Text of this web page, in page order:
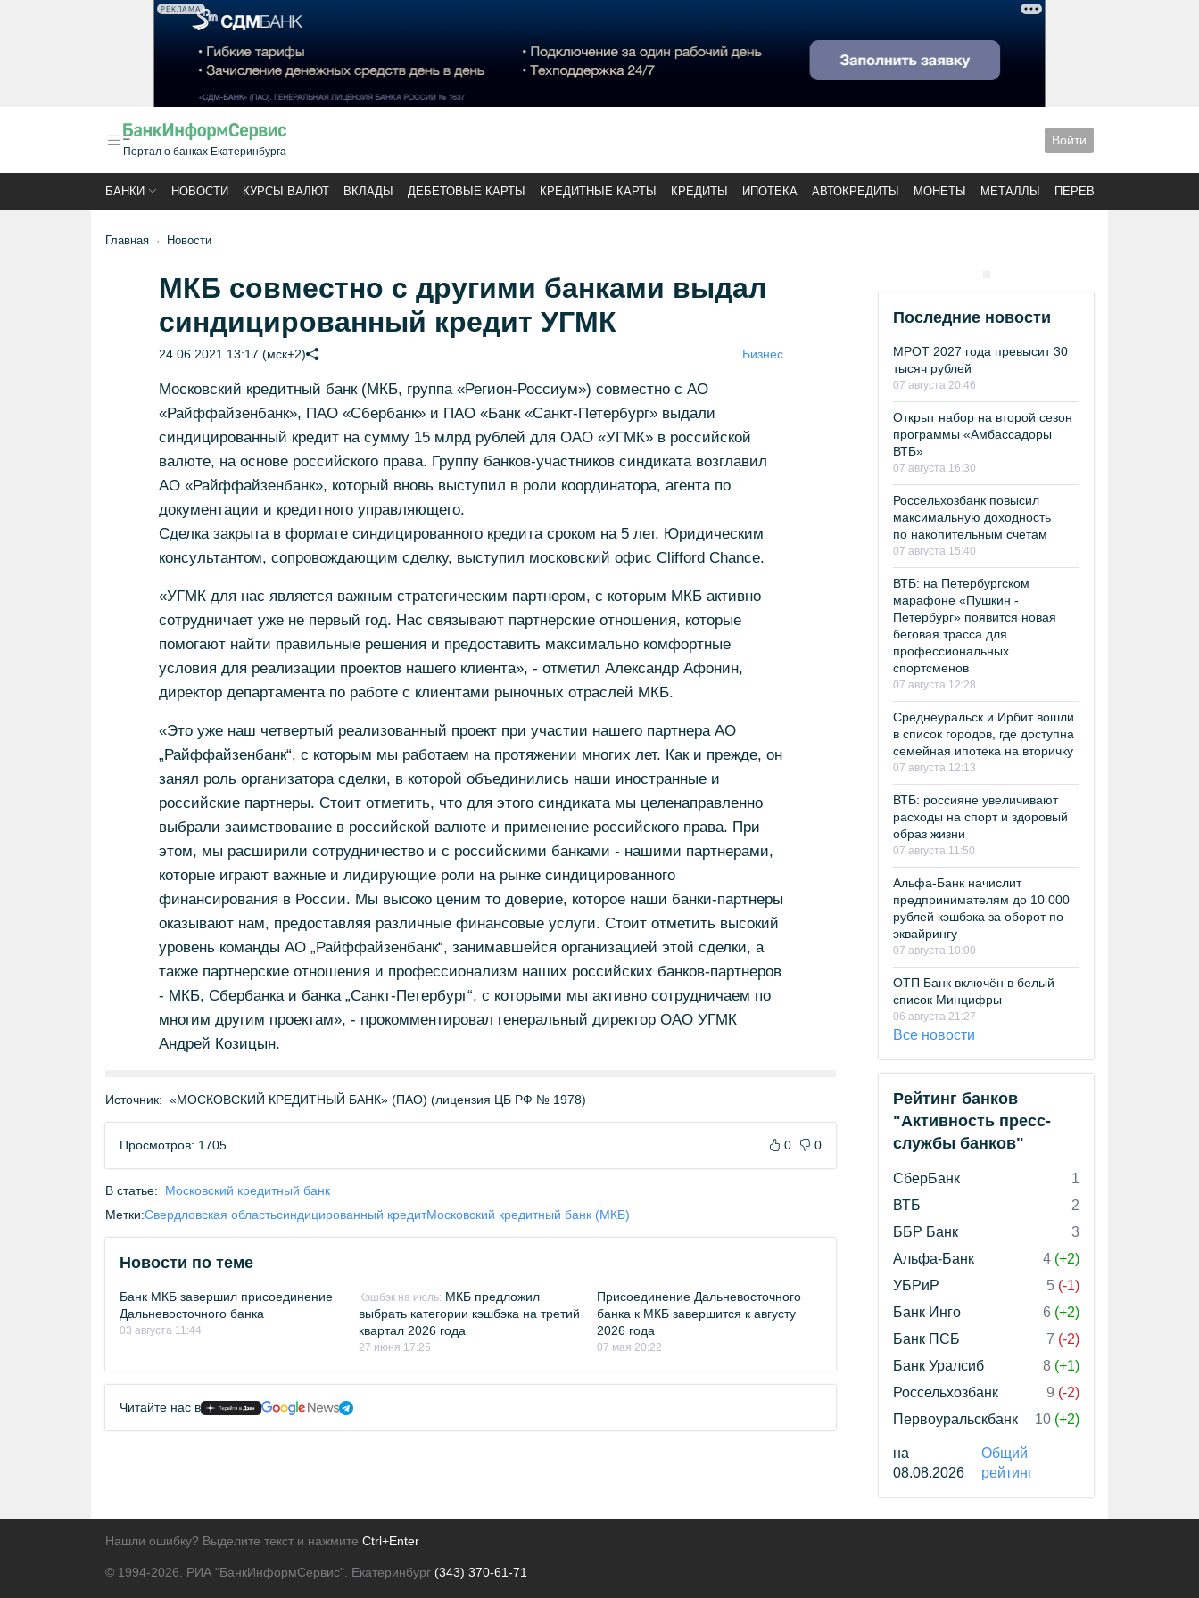
РЕКЛАМА
Портал о банках Екатеринбурга
Войти
БАНКИ НОВОСТИ КУРСЫ ВАЛЮТ ВКЛАДЫ ДЕБЕТОВЫЕ КАРТЫ КРЕДИТНЫЕ КАРТЫ КРЕДИТЫ ИПОТЕКА АВТОКРЕДИТЫ МОНЕТЫ МЕТАЛЛЫ ПЕРЕВОДЫ
Главная Новости
МКБ совместно с другими банками выдал
синдицированный кредит УГМК
24.06.2021 13:17 (мск+2) Бизнес
Московский кредитный банк (МКБ, группа «Регион-Россиум») совместно с АО
«Райффайзенбанк», ПАО «Сбербанк» и ПАО «Банк «Санкт-Петербург» выдали
синдицированный кредит на сумму 15 млрд рублей для ОАО «УГМК» в российской
валюте, на основе российского права. Группу банков-участников синдиката возглавил
АО «Райффайзенбанк», который вновь выступил в роли координатора, агента по
документации и кредитного управляющего.
Сделка закрыта в формате синдицированного кредита сроком на 5 лет. Юридическим
консультантом, сопровождающим сделку, выступил московский офис Clifford Chance.
«УГМК для нас является важным стратегическим партнером, с которым МКБ активно
сотрудничает уже не первый год. Нас связывают партнерские отношения, которые
помогают найти правильные решения и предоставить максимально комфортные
условия для реализации проектов нашего клиента», - отметил Александр Афонин,
директор департамента по работе с клиентами рыночных отраслей МКБ.
«Это уже наш четвертый реализованный проект при участии нашего партнера АО
„Райффайзенбанк“, с которым мы работаем на протяжении многих лет. Как и прежде, он
занял роль организатора сделки, в которой объединились наши иностранные и
российские партнеры. Стоит отметить, что для этого синдиката мы целенаправленно
выбрали заимствование в российской валюте и применение российского права. При
этом, мы расширили сотрудничество и с российскими банками - нашими партнерами,
которые играют важные и лидирующие роли на рынке синдицированного
финансирования в России. Мы высоко ценим то доверие, которое наши банки-партнеры
оказывают нам, предоставляя различные финансовые услуги. Стоит отметить высокий
уровень команды АО „Райффайзенбанк“, занимавшейся организацией этой сделки, а
также партнерские отношения и профессионализм наших российских банков-партнеров
- МКБ, Сбербанка и банка „Санкт-Петербург“, с которыми мы активно сотрудничаем по
многим другим проектам», - прокомментировал генеральный директор ОАО УГМК
Андрей Козицын.
Источник: «МОСКОВСКИЙ КРЕДИТНЫЙ БАНК» (ПАО) (лицензия ЦБ РФ № 1978)
Просмотров: 1705 0 0
В статье:
Московский кредитный банк
Метки:Свердловская областьсиндицированный кредитМосковский кредитный банк (МКБ)
Новости по теме
Банк МКБ завершил присоединение
Дальневосточного банка
03 августа 11:44
Кэшбэк на июль: МКБ предложил
выбрать категории кэшбэка на третий
квартал 2026 года
27 июня 17:25
Присоединение Дальневосточного
банка к МКБ завершится к августу
2026 года
07 мая 20:22
Читайте нас в
Последние новости
МРОТ 2027 года превысит 30
тысяч рублей
07 августа 20:46
Открыт набор на второй сезон
программы «Амбассадоры
ВТБ»
07 августа 16:30
Россельхозбанк повысил
максимальную доходность
по накопительным счетам
07 августа 15:40
ВТБ: на Петербургском
марафоне «Пушкин -
Петербург» появится новая
беговая трасса для
профессиональных
спортсменов
07 августа 12:28
Среднеуральск и Ирбит вошли
в список городов, где доступна
семейная ипотека на вторичку
07 августа 12:13
ВТБ: россияне увеличивают
расходы на спорт и здоровый
образ жизни
07 августа 11:50
Альфа-Банк начислит
предпринимателям до 10 000
рублей кэшбэка за оборот по
эквайрингу
07 августа 10:00
ОТП Банк включён в белый
список Минцифры
06 августа 21:27
Все новости
Рейтинг банков
"Активность пресс-
службы банков"
СберБанк
1
ВТБ
2
ББР Банк
3
Альфа-Банк
4 (+2)
УБРиР
5 (-1)
Банк Инго
6 (+2)
Банк ПСБ
7 (-2)
Банк Уралсиб
8 (+1)
Россельхозбанк
9 (-2)
Первоуральскбанк
10 (+2)
на
08.08.2026
Общий
рейтинг
Нашли ошибку? Выделите текст и нажмите Ctrl+Enter
© 1994-2026. РИА "БанкИнформСервис". Екатеринбург (343) 370-61-71